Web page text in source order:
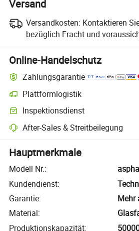
Versand
Versandkosten: Kontaktieren
bezüglich Fracht und
Online-Handelschutz
Zahlungsgarantie
Plattformlogistik
Inspektionsdienst
After-Sales & Streitbeilegung
Hauptmerkmale
Modell Nr.:
Kundendienst:
Garantie:
Mehr
Material:
Produktionskapazität: